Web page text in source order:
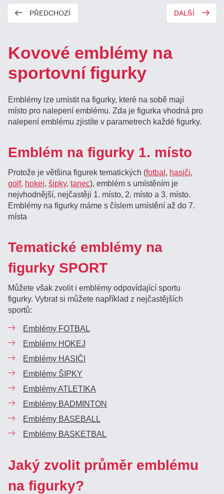
PŘEDCHOZÍ DALŠÍ
Kovové emblémy na
sportovní figurky
Emblémy lze umístit na figurky, které na sobě mají
místo pro nalepení emblému. Zda je figurka vhodná pro
nalepení emblému zjistíte v parametrech každé figurky.
Emblém na figurky 1. místo
Protože je většina figurek tematických (fotbal, hasiči,
golf, hokej,šipky,tanec), emblém s umístěním je
nejvhodnější, nejčastěji 1. místo, 2. místo a 3. místo.
Emblémy na figurky máme s číslem umístění až do 7.
místa
Tematické emblémy na
figurky SPORT
Můžete však zvolit i emblémy odpovídající sportu
figurky. Vybrat si můžete například z nejčastějších
sportů:
Emblémy FOTBAL
Emblémy HOKEJ
Emblémy HASIČI
Emblémy ŠIPKY
Emblémy ATLETIKA
Emblémy BADMINTON
Emblémy BASEBALL
Emblémy BASKETBAL
Jaký zvolit průměr emblému
na figurky?